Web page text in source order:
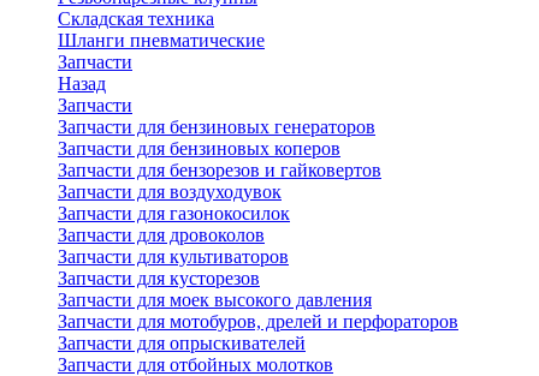
Складская техника
Шланги пневматические
Запчасти
Назад
Запчасти
Запчасти для бензиновых генераторов
Запчасти для бензиновых коперов
Запчасти для бензорезов и гайковертов
Запчасти для воздуходувок
Запчасти для газонокосилок
Запчасти для дровоколов
Запчасти для культиваторов
Запчасти для кусторезов
Запчасти для моек высокого давления
Запчасти для мотобуров, дрелей и перфораторов
Запчасти для опрыскивателей
Запчасти для отбойных молотков